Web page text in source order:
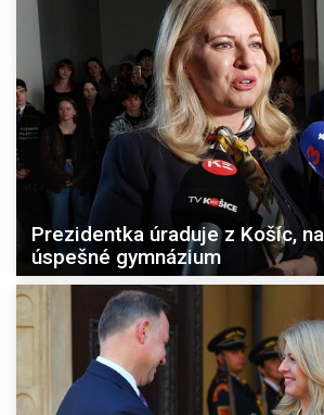
Prezidentka úraduje z Košíc,
úspešné gymnázium